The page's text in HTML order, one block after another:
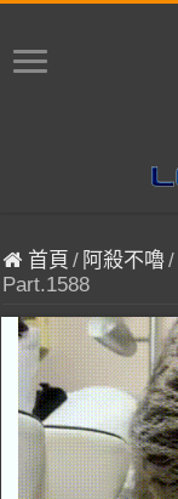
首頁 / 阿殺不嚕/
Part.1588